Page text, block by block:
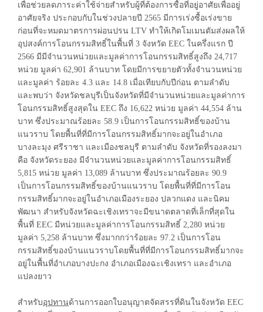
เพื่อช่วยลดภาระค่าใช้จ่ายสำหรับผู้ที่ต้องการซื้อที่อยู่อาศัยเพื่ออยู่
อาศัยจริง ประกอบกับในช่วงปลายปี 2565 มีการเร่งซื้อเร่งขาย
ก่อนที่จะหมดมาตรการผ่อนปรน LTV ทำให้เกิดโมเมนตัมส่งผลให้
อุปสงค์การโอนกรรมสิทธิ์ในพื้นที่ 3 จังหวัด EEC ในครึ่งแรก ปี
2566 มีมีจำนวนหน่วยและมูลค่าการโอนกรรมสิทธิ์สูงถึง 24,717
หน่วย มูลค่า 62,901 ล้านบาท โดยมีการขยายตัวทั้งจำนวนหน่วย
และมูลค่า ร้อยละ 4.3 และ 14.8 เมื่อเทียบกับปีก่อน ตามลำดับ
และพบว่า จังหวัดชลบุรีเป็นจังหวัดที่มีจำนวนหน่วยและมูลค่าการ
โอนกรรมสิทธิ์สูงสุดใน EEC ถึง 16,622 หน่วย มูลค่า 44,554 ล้าน
บาท ซึ่งประมาณร้อยละ 58.9 เป็นการโอนกรรมสิทธิ์ของบ้าน
แนวราบ โดยพื้นที่ที่มีการโอนกรรมสิทธิ์มากจะอยู่ในอำเภอ
บางละมุง ศรีราชา และเมืองชลบุรี ตามลำดับ จังหวัดที่รองลงมา
คือ จังหวัดระยอง มีจำนวนหน่วยและมูลค่าการโอนกรรมสิทธิ์
5,815 หน่วย มูลค่า 13,089 ล้านบาท ซึ่งประมาณร้อยละ 90.9
เป็นการโอนกรรมสิทธิ์ของบ้านแนวราบ โดยพื้นที่ที่มีการโอน
กรรมสิทธิ์มากจะอยู่ในอำเภอเมืองระยอง ปลวกแดง และนิคม
พัฒนา สำหรับจังหวัดฉะเชิงเทราจะมีขนาดตลาดที่เล็กที่สุดใน
พื้นที่ EEC มีหน่วยและมูลค่าการโอนกรรมสิทธิ์ 2,280 หน่วย
มูลค่า 5,258 ล้านบาท ซึ่งมากกว่าร้อยละ 97.2 เป็นการโอน
กรรมสิทธิ์ของบ้านแนวราบโดยพื้นที่ที่มีการโอนกรรมสิทธิ์มากจะ
อยู่ในพื้นที่อำเภอบางปะกง อำเภอเมืองฉะเชิงเทรา และอำเภอ
แปลงยาว
สำหรับอุปทานด้านการออกใบอนุญาตจัดสรรที่ดินในจังหวัด EEC